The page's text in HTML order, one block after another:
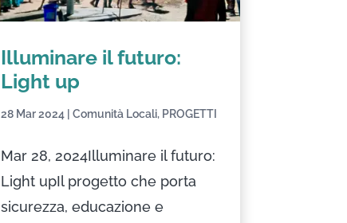
Illuminare il futuro:
Light up
28 Mar 2024 Comunità Locali, PROGETTI
Mar 28, 2024Illuminare il futuro:
Light upIl progetto che porta
sicurezza, educazione e